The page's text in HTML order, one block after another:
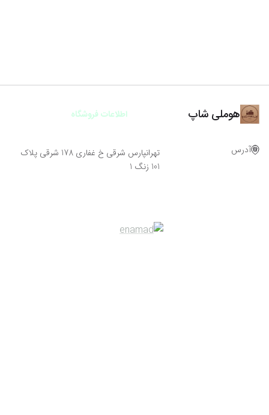
هوملی شاپ اطلاعات فروشگاه
آدرس
تهرانپارس شرقی خ غفاری 178 شرقی پلاک
101 زنگ 1